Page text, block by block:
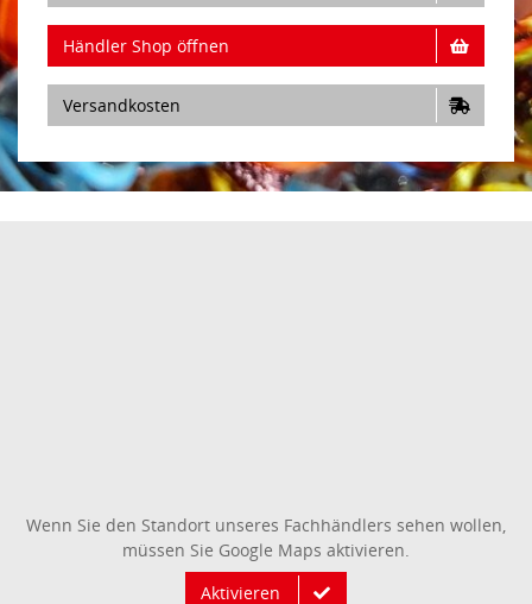
Händler Shop öffnen
Versandkosten
Wenn Sie den Standort unseres Fachhändlers sehen wollen,
müssen Sie Google Maps aktivieren.
Aktivieren